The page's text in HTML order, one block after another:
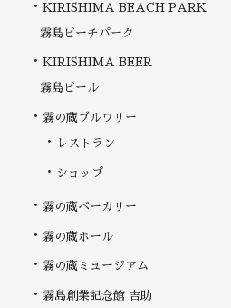
KIRISHIMA BEACH PARK
霧島ビーチパーク
KIRISHIMA BEER
霧島ビール
霧の蔵ブルワリー
レストラン
ショップ
霧の蔵ベーカリー
霧の蔵ホール
霧の蔵ミュージアム
霧島創業記念館 吉助